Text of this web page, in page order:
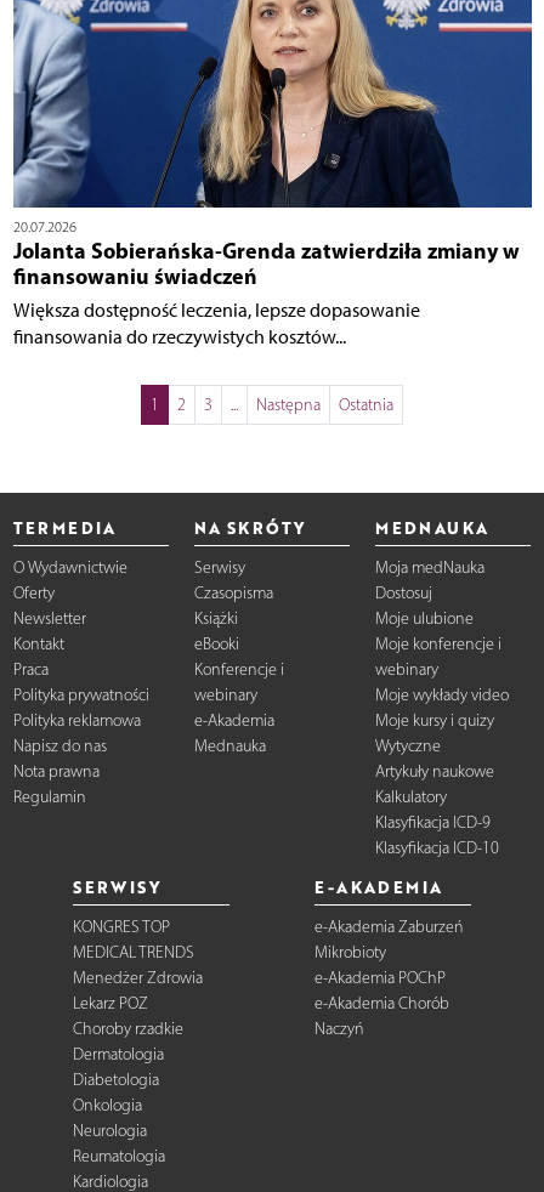
20.07.2026
Jolanta Sobierańska-Grenda zatwierdziła zmiany w
finansowaniu świadczeń
Większa dostępność leczenia, lepsze dopasowanie
finansowania do rzeczywistych kosztów...
1 2 3 ... Następna Ostatnia
TERMEDIA
O Wydawnictwie
Oferty
Newsletter
Kontakt
Praca
Polityka prywatności
Polityka reklamowa
Napisz do nas
Nota prawna
Regulamin
NA SKRÓTY
Serwisy
Czasopisma
Książki
eBooki
Konferencje i
webinary
e-Akademia
Mednauka
MEDNAUKA
Moja medNauka
Dostosuj
Moje ulubione
Moje konferencje i
webinary
Moje wykłady video
Moje kursy i quizy
Wytyczne
Artykuły naukowe
Kalkulatory
Klasyfikacja ICD-9
Klasyfikacja ICD-10
SERWISY
KONGRES TOP
MEDICAL TRENDS
Menedżer Zdrowia
Lekarz POZ
Choroby rzadkie
Dermatologia
Diabetologia
Onkologia
Neurologia
Reumatologia
Kardiologia
E-AKADEMIA
e-Akademia Zaburzeń
Mikrobioty
e-Akademia POChP
e-Akademia Chorób
Naczyń